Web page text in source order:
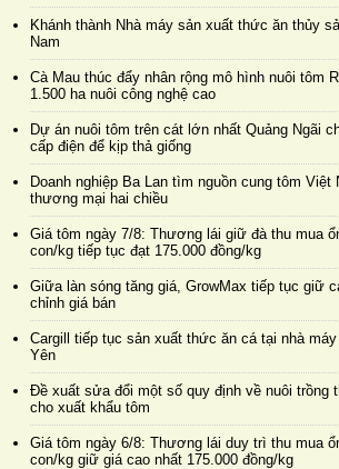
Khánh thành Nhà máy sản xuất thức ăn thủy
Nam
Cà Mau thúc đẩy nhân rộng mô hình nuôi tôm
1.500 ha nuôi công nghệ cao
Dự án nuôi tôm trên cát lớn nhất Quảng Ngãi
cấp điện để kịp thả giống
Doanh nghiệp Ba Lan tìm nguồn cung tôm
thương mại hai chiều
Giá tôm ngày 7/8: Thương lái giữ đà thu mua
con/kg tiếp tục đạt 175.000 đồng/kg
Giữa làn sóng tăng giá, GrowMax tiếp tục giữ
chỉnh giá bán
Cargill tiếp tục sản xuất thức ăn cá tại nhà
Yên
Đề xuất sửa đổi một số quy định về nuôi trồng
cho xuất khẩu tôm
Giá tôm ngày 6/8: Thương lái duy trì thu mua
con/kg giữ giá cao nhất 175.000 đồng/kg